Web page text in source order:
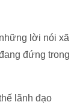
lời nói xã
đứng trong
lãnh đạo